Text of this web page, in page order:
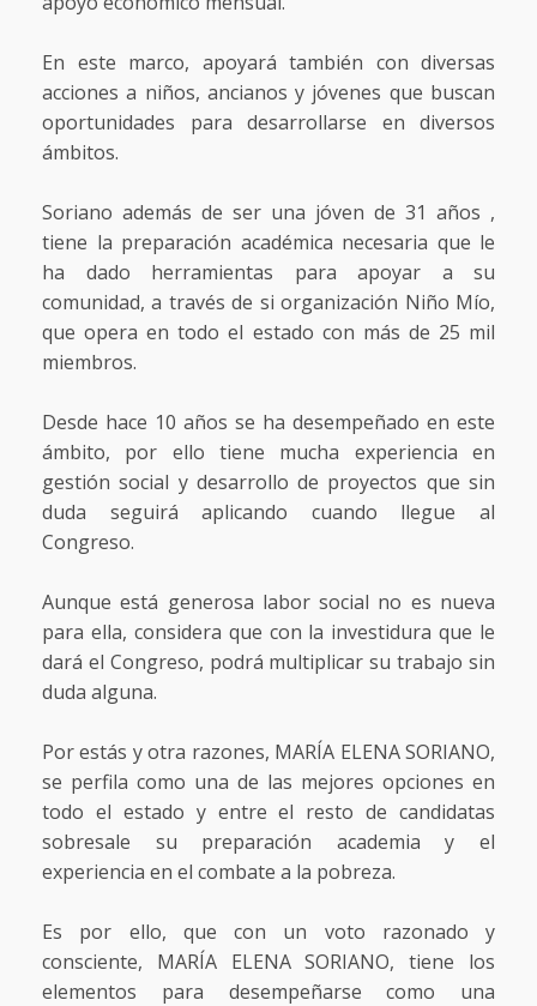
En este marco, apoyará también con diversas
acciones a niños, ancianos y jóvenes que buscan
oportunidades para desarrollarse en diversos
ámbitos.
Soriano además de ser una jóven de 31 años ,
tiene la preparación académica necesaria que le
ha dado herramientas para apoyar a su
comunidad, a través de si organización Niño Mío,
que opera en todo el estado con más de 25 mil
miembros.
Desde hace 10 años se ha desempeñado en este
ámbito, por ello tiene mucha experiencia en
gestión social y desarrollo de proyectos que sin
duda seguirá aplicando cuando llegue al
Congreso.
Aunque está generosa labor social no es nueva
para ella, considera que con la investidura que le
dará el Congreso, podrá multiplicar su trabajo sin
duda alguna.
Por estás y otra razones, MARÍA ELENA SORIANO,
se perfila como una de las mejores opciones en
todo el estado y entre el resto de candidatas
sobresale su preparación academia y el
experiencia en el combate a la pobreza.
Es por ello, que con un voto razonado y
consciente, MARÍA ELENA SORIANO, tiene los
elementos para desempeñarse como una